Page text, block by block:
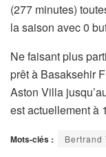
(277 minutes)
la saison avec 0
Ne faisant plus
prêt à Basaksehir
Aston Villa
est actuellement à
Mots-clés : Bertrand